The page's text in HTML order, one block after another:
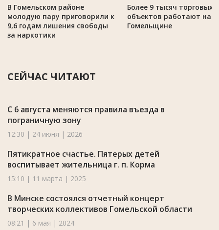
В Гомельском районе
молодую пару приговорили к
9,6 годам лишения свободы
за наркотики
Более 9 тысяч торговых
объектов работают на
Гомельщине
СЕЙЧАС ЧИТАЮТ
С 6 августа меняются правила въезда в
пограничную зону
12:30 | 24 июня | 2026
Пятикратное счастье. Пятерых детей
воспитывает жительница г. п. Корма
15:10 | 11 марта | 2025
В Минске состоялся отчетный концерт
творческих коллективов Гомельской области
08:21 | 6 мая | 2024